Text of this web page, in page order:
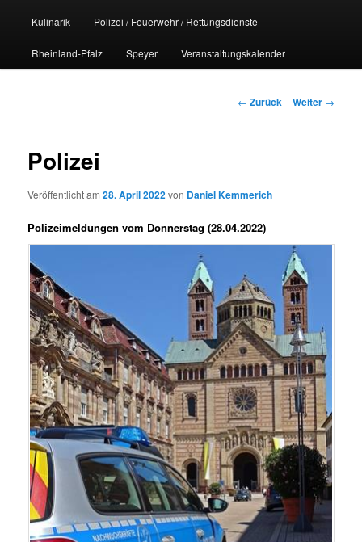
Kulinarik Polizei / Feuerwehr / Rettungsdienste
Rheinland-Pfalz Speyer Veranstaltungskalender
Beitrags-
← Zurück Weiter →
Polizei
Veröffentlicht am28. April 2022von Daniel Kemmerich
Polizeimeldungen vom Donnerstag (28.04.2022)